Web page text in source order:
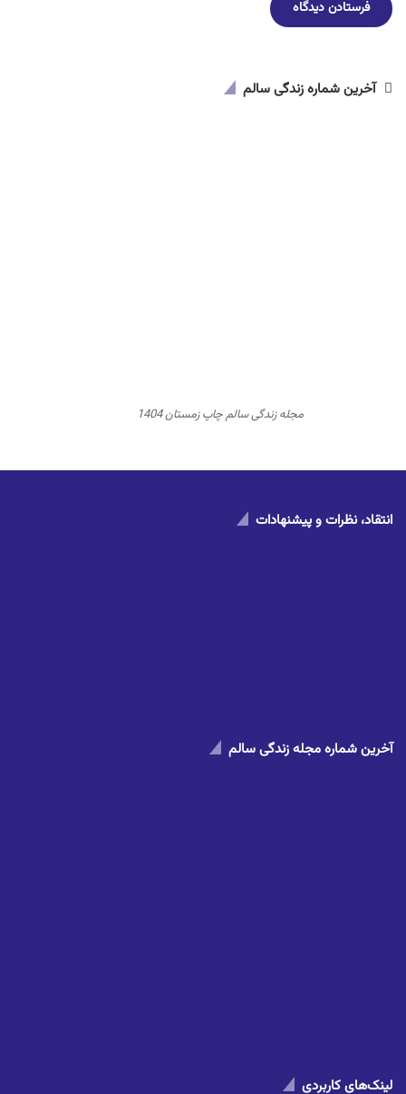
آخرین شماره زندگی سالم
مجله زندگی سالم چاپ زمستان 1404
انتقاد، نظرات و پیشنهادات
آخرین شماره مجله زندگی سالم
لینک‌های کاربردی